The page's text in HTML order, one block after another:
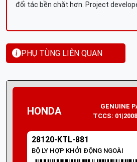
đối tác bền chặt hơn. Project
PHỤ TÙNG LIÊN QUAN
HONDA
GENUINE
TCCS:
28120-KTL-881
BỘ LY HỢP KHỞI ĐỘNG NGOÀI